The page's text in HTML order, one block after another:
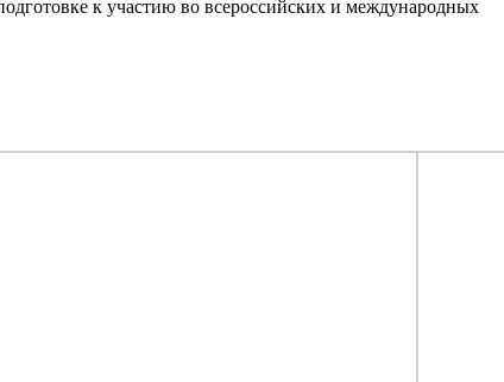
к участию во всероссийских и международных